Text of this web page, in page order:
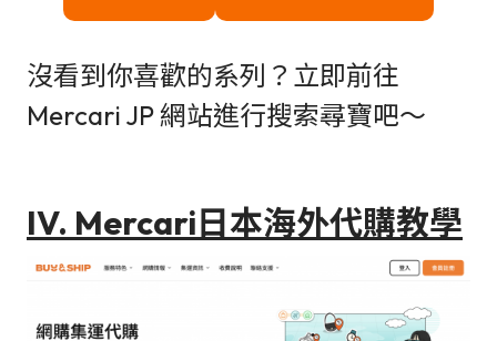
沒看到你喜歡的系列？立即前往
Mercari JP 網站進行搜索尋寶吧～
IV. Mercari日本海外代購教學